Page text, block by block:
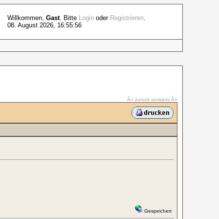
Willkommen, Gast. Bitte Loginoder Registrieren.
08. August 2026, 16:55:56
Â« zurück vorwärts Â»
Gespeichert